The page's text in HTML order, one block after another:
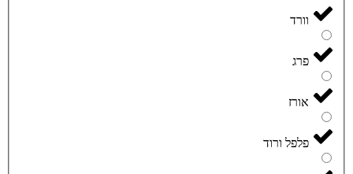
וורד
פרג
אורז
פלפל ורוד